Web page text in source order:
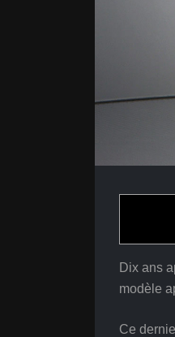
Dix ans
modèle
Ce